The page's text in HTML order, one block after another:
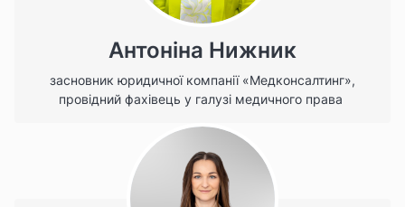
Антоніна Нижник
засновник юридичної компанії «Медконсалтинг»,
провідний фахівець у галузі медичного права